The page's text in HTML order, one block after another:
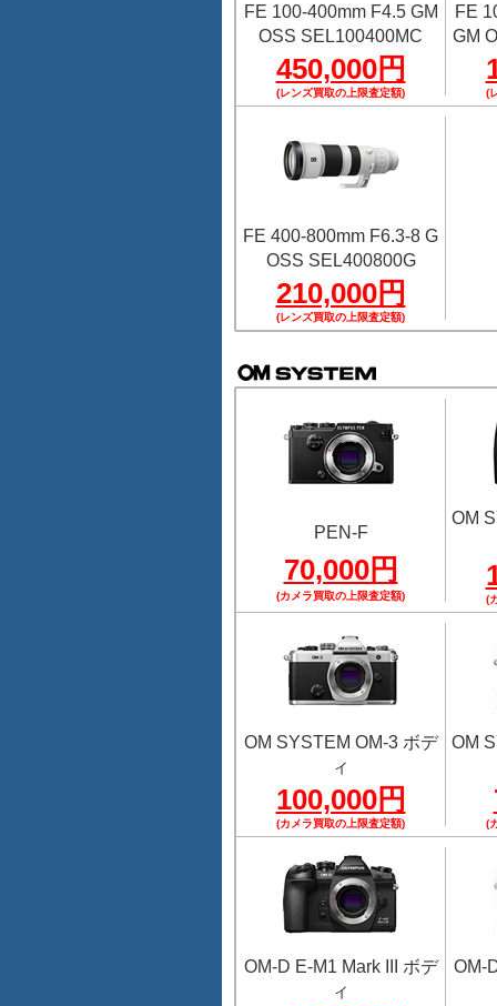
FE 100-400mm F4.5 GM
OSS SEL100400MC
450,000円
(レンズ買取の上限査定額)
FE
GM
(
FE 400-800mm F6.3-8 G
OSS SEL400800G
210,000円
(レンズ買取の上限査定額)
PEN-F
70,000円
(カメラ買取の上限査定額)
OM
(
OM SYSTEM OM-3 ボデ
ィ
100,000円
(カメラ買取の上限査定額)
OM
(
OM-D E-M1 Mark III ボデ
ィ
OM-